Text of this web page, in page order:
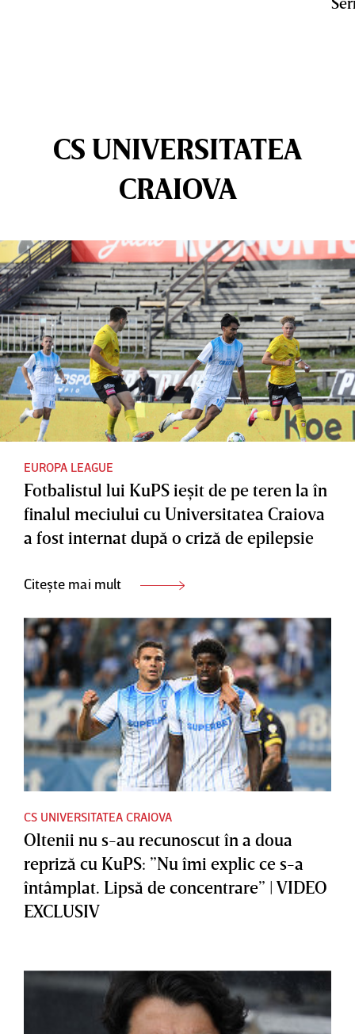
CS UNIVERSITATEA
CRAIOVA
EUROPA LEAGUE
Fotbalistul lui KuPS ieşit de pe teren la în
finalul meciului cu Universitatea Craiova
a fost internat după o criză de epilepsie
Citește mai mult
CS UNIVERSITATEA CRAIOVA
Oltenii nu s-au recunoscut în a doua
repriză cu KuPS: ”Nu îmi explic ce s-a
întâmplat. Lipsă de concentrare” | VIDEO
EXCLUSIV